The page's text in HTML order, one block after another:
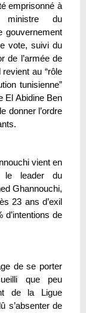
emprisonné à
ministre du
gouvernement
vote, suivi du
de l’armée de
au “rôle
tunisienne”
El Abidine Ben
donner l’ordre
vient en
le leader du
Ghannouchi,
23 ans d’exil
d’intentions de
de se porter
que peu
de la Ligue
s’absenter de